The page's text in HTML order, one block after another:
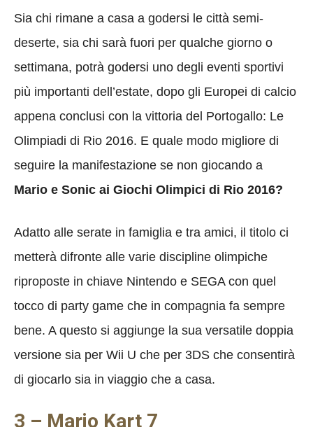
Sia chi rimane a casa a godersi le città semi-
deserte, sia chi sarà fuori per qualche giorno o
settimana, potrà godersi uno degli eventi sportivi
più importanti dell’estate, dopo gli Europei di calcio
appena conclusi con la vittoria del Portogallo: Le
Olimpiadi di Rio 2016. E quale modo migliore di
seguire la manifestazione se non giocando a
Mario e Sonic ai Giochi Olimpici di Rio 2016?
Adatto alle serate in famiglia e tra amici, il titolo ci
metterà difronte alle varie discipline olimpiche
riproposte in chiave Nintendo e SEGA con quel
tocco di party game che in compagnia fa sempre
bene. A questo si aggiunge la sua versatile doppia
versione sia per Wii U che per 3DS che consentirà
di giocarlo sia in viaggio che a casa.
3 – Mario Kart 7